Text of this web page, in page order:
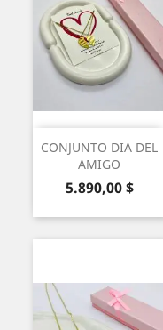
CONJUNTO DIA DEL
AMIGO
Precio
5.890,00 $